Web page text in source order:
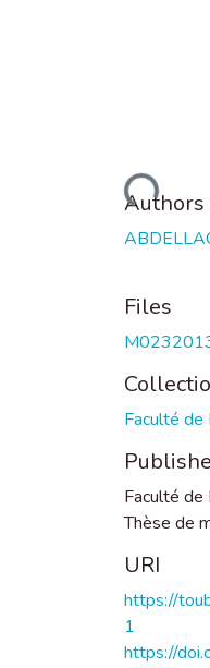
Loading...
Authors
Files
Faculté
Faculté de
Thèse de
URI
https://
1
https://